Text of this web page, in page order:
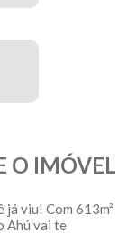
O IMÓVEL
viu! Com 613m²
Ahú vai te